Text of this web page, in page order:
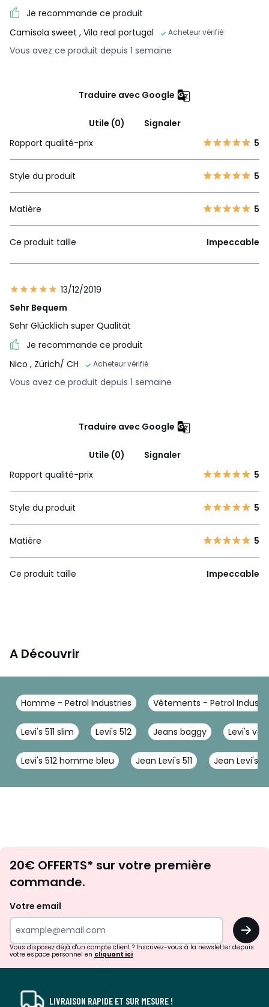
Je recommande ce produit
Camisola sweet , Vila real portugal Acheteur vérifié
Vous avez ce produit depuis 1 semaine
Traduire avec Google
Utile (0)
Signaler
Rapport qualité-prix
5
Style du produit 5
Matière 5
Ce produit taille Impeccable
13/12/2019
Sehr Bequem
Sehr Glücklich super Qualität
Je recommande ce produit
Nico , Zürich/ CH Acheteur vérifié
Vous avez ce produit depuis 1 semaine
Traduire avec Google
Utile (0)
Signaler
Rapport qualité-prix
5
Style du produit 5
Matière 5
Ce produit taille Impeccable
A Découvrir
Homme - Petrol Industries Vêtements - Petrol
Levi's 511 slim Levi's 512 Jeans baggy Levi's
Levi's 512 homme bleu Jean Levi's 511 Jean Levi's
d'inspirations
surprises?
20€ OFFERTS* sur votre première
commande.
Votre email
OK
Vous disposez déjà d'un compte client ? Inscrivez-vous à la newsletter depuis
votre espace personnel en cliquant ici
LIVRAISON RAPIDE ET SUR MESURE !